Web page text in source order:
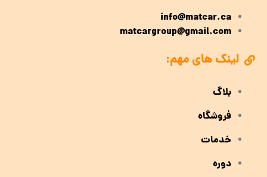
info@matcar.ca
matcargroup@gmail.com
لینک های مهم:
بلاگ
فروشگاه
خدمات
دوره